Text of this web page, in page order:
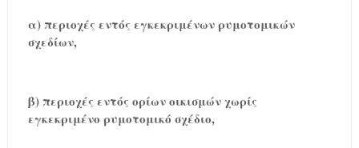
α) περιοχές εντός εγκεκριμένων ρυμοτομικών
σχεδίων,
β) περιοχές εντός ορίων οικισμών χωρίς
εγκεκριμένο ρυμοτομικό σχέδιο,